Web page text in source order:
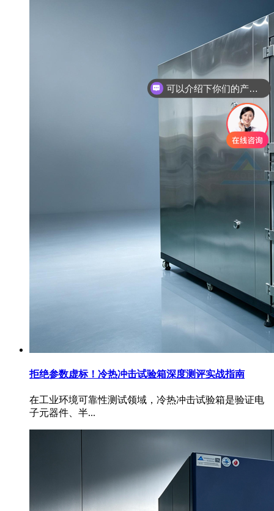
拒绝参数虚标！冷热冲击试验箱深度测评实战指南
在工业环境可靠性测试领域，冷热冲击试验箱是验证电
子元器件、半...
你们是怎么收费的呢